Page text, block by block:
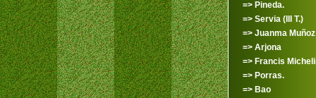
=> Pineda.
=> Servia (III T.)
=> Juanma Muñoz
=> Arjona
=> Francis
=> Porras.
=> Bao